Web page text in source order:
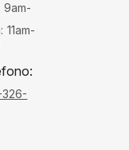
9am-
11am-
: